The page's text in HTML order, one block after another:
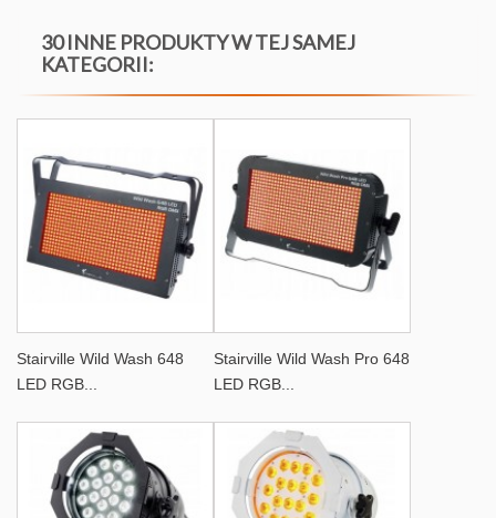
30 INNE PRODUKTY W TEJ SAMEJ
KATEGORII:
Stairville Wild Wash 648
LED RGB...
Stairville Wild Wash Pro 648
LED RGB...